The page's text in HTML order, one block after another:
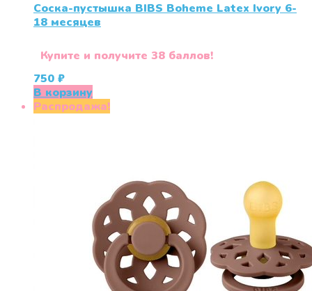
Соска-пустышка BIBS Boheme Latex Ivory 6-
18 месяцев
Купите и получите 38 баллов!
750 ₽
В корзину
Распродажа!